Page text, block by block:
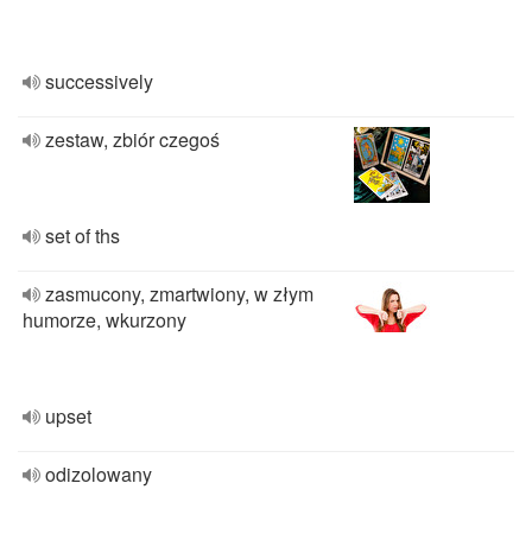
successively
zestaw, zbiór czegoś
set of ths
zasmucony, zmartwiony, w złym
humorze, wkurzony
upset
odizolowany